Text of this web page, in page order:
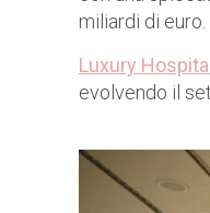
miliardi di euro.
Luxury
evolvendo il